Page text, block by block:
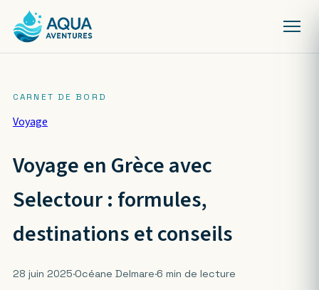
Voyage
Voyage en Grèce avec
Selectour : formules,
destinations et conseils
28 juin 2025·Océane Delmare·6 min de lecture